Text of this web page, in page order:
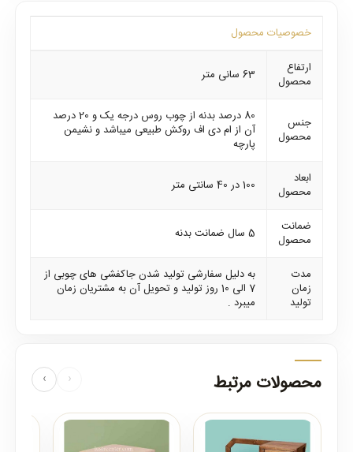
خصوصیات محصول
ارتفاع
محصول
63 سانی متر
جنس
محصول
80 درصد بدنه از چوب روس درجه یک و 20 درصد
آن از ام دی اف روکش طبیعی میباشد و نشیمن
پارچه
ابعاد
محصول
100 در 40 سانتی متر
ضمانت
محصول
5 سال ضمانت بدنه
مدت
زمان
تولید
به دلیل سفارشی تولید شدن جاکفشی های چوبی از
7 الی 10 روز تولید و تحویل آن به مشتریان زمان
میبرد .
محصولات مرتبط ‹
›